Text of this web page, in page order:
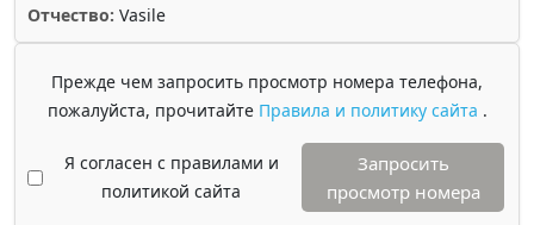
Отчество: Vasile
Прежде чем запросить просмотр номера телефона,
пожалуйста, прочитайте Правила и политику сайта .
Я согласен с правилами и
политикой сайта
Запросить
просмотр номера